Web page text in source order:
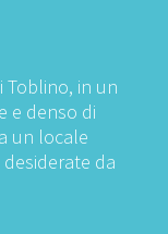
Toblino, in un
e denso di
un locale
da